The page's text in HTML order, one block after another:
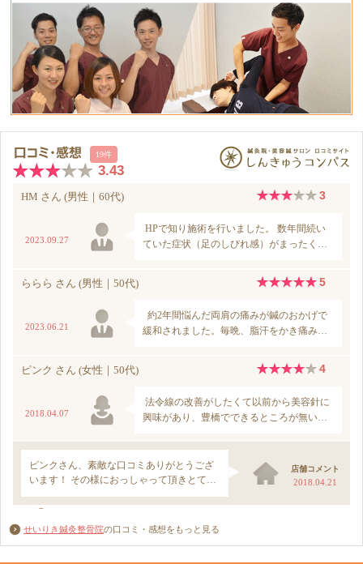
せいりき鍼灸整骨院の口コミ・感想をもっと見る